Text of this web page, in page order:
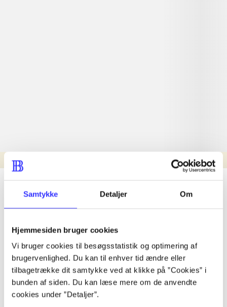
Samtykke Detaljer Om
Hjemmesiden bruger cookies
Vi bruger cookies til besøgsstatistik og optimering af
brugervenlighed. Du kan til enhver tid ændre eller
tilbagetrække dit samtykke ved at klikke på ”Cookies” i
bunden af siden. Du kan læse mere om de anvendte
cookies under ”Detaljer”.
Nyhed
lorem ipsum dolor sit amet ...
lorem ipsum dolor sit amet ...
lorem ipsum dolor sit amet ...
lorem ipsum dolor sit amet ...
lorem ipsum dolor sit amet ...
lorem ipsum dolor sit amet ...